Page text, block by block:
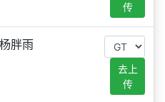
传
杨胖雨
去上
传